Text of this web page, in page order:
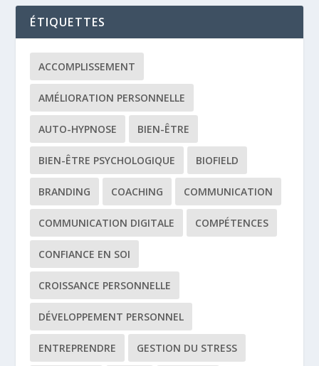
ÉTIQUETTES
ACCOMPLISSEMENT
AMÉLIORATION PERSONNELLE
AUTO-HYPNOSE BIEN-ÊTRE
BIEN-ÊTRE PSYCHOLOGIQUE BIOFIELD
BRANDING COACHING COMMUNICATION
COMMUNICATION DIGITALE COMPÉTENCES
CONFIANCE EN SOI
CROISSANCE PERSONNELLE
DÉVELOPPEMENT PERSONNEL
ENTREPRENDRE GESTION DU STRESS